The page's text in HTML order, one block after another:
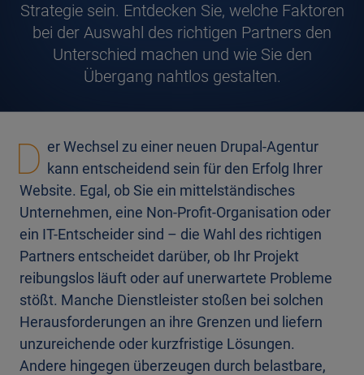
Strategie sein. Entdecken Sie, welche Faktoren
bei der Auswahl des richtigen Partners den
Unterschied machen und wie Sie den
Übergang nahtlos gestalten.
D er Wechsel zu einer neuen Drupal-Agentur
kann entscheidend sein für den Erfolg Ihrer
Website. Egal, ob Sie ein mittelständisches
Unternehmen, eine Non-Profit-Organisation oder
ein IT-Entscheider sind – die Wahl des richtigen
Partners entscheidet darüber, ob Ihr Projekt
reibungslos läuft oder auf unerwartete Probleme
stößt. Manche Dienstleister stoßen bei solchen
Herausforderungen an ihre Grenzen und liefern
unzureichende oder kurzfristige Lösungen.
Andere hingegen überzeugen durch belastbare,